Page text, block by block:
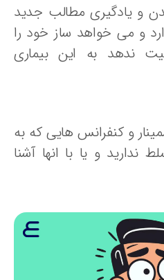
یادگیری مطالب جدید
می خواهد ساز خود را
به این بیماری
و کنفرانس هایی که به
و یا با انها آشنا